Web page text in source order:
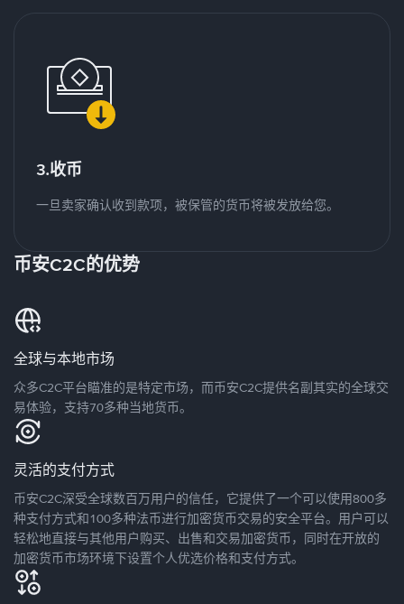
3.收币
一旦卖家确认收到款项，被保管的货币将被发放给您。
币安C2C的优势
全球与本地市场
众多C2C平台瞄准的是特定市场，而币安C2C提供名副其实的全球交
易体验，支持70多种当地货币。
灵活的支付方式
币安C2C深受全球数百万用户的信任，它提供了一个可以使用800多
种支付方式和100多种法币进行加密货币交易的安全平台。用户可以
轻松地直接与其他用户购买、出售和交易加密货币，同时在开放的
加密货币市场环境下设置个人优选价格和支付方式。